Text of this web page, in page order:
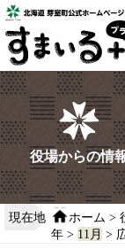
本
文
へ
移
動
る
役場からの情
現在地 ホーム >
年> 11月 >